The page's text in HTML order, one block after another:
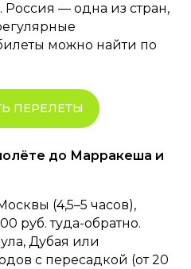
. Россия — одна из стран,
можно найти по
ПЕРЕЛЕТЫ
до Марракеша и
(4,5–5 часов),
руб. туда-обратно.
Дубая или
с пересадкой (от 20